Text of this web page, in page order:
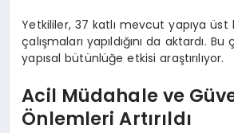
Yetkililer, 37 katlı mevcut yapıya
çalışmaları yapıldığını da aktardı. Bu
yapısal bütünlüğe etkisi araştırılıyor.
Acil Müdahale ve
Önlemleri Artırıldı